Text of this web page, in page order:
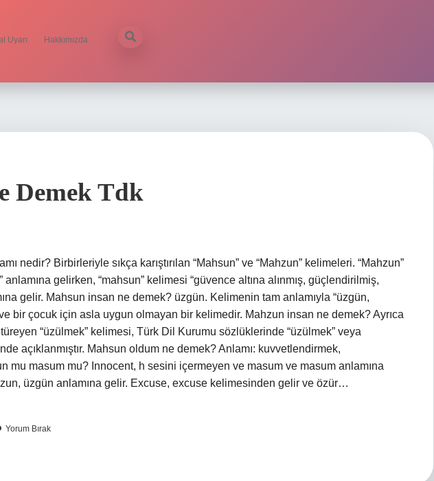
Uyarı Hakkımızda
Demek Tdk
nedir? Birbirleriyle sıkça karıştırılan “Mahsun” ve “Mahzun” kelimeleri. “Mahzun”
anlamına gelirken, “mahsun” kelimesi “güvence altına alınmış, güçlendirilmiş,
gelir. Mahsun insan ne demek? üzgün. Kelimenin tam anlamıyla “üzgün,
bir çocuk için asla uygun olmayan bir kelimedir. Mahzun insan ne demek? Ayrıca
“üzülmek” kelimesi, Türk Dil Kurumu sözlüklerinde “üzülmek” veya
açıklanmıştır. Mahsun oldum ne demek? Anlamı: kuvvetlendirmek,
mu masum mu? Innocent, h sesini içermeyen ve masum ve masum anlamına
üzgün anlamına gelir. Excuse, excuse kelimesinden gelir ve özür…
Yorum Bırak